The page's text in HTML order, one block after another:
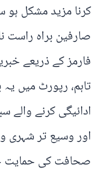
کرنا مزید مشکل ہو
صارفین براہ راست
فارمز کے ذریعے
تاہم، رپورٹ میں
ادائیگی کرنے والے
اور وسیع تر شہری
صحافت کی حمایت